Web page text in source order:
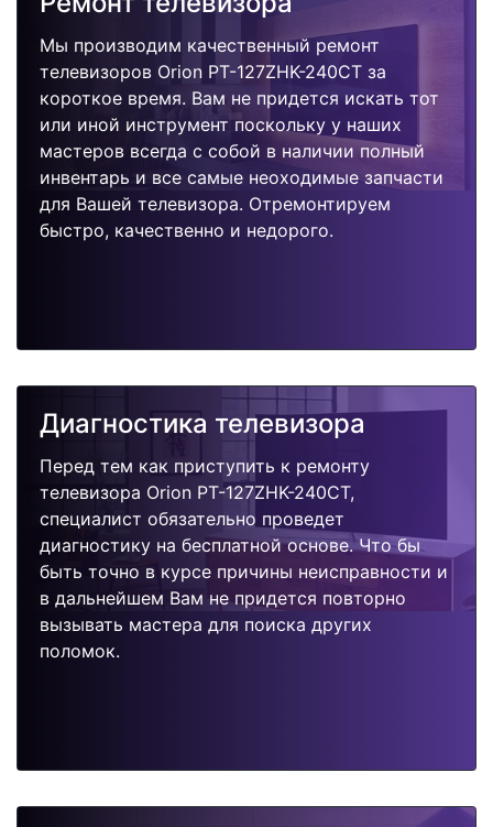
Мы производим качественный ремонт
телевизоров Orion PT-127ZHK-240CT за
короткое время. Вам не придется искать тот
или иной инструмент поскольку у наших
мастеров всегда с собой в наличии полный
инвентарь и все самые неоходимые запчасти
для Вашей телевизора. Отремонтируем
быстро, качественно и недорого.
Диагностика телевизора
Перед тем как приступить к ремонту
телевизора Orion PT-127ZHK-240CT,
специалист обязательно проведет
диагностику на бесплатной основе. Что бы
быть точно в курсе причины неисправности и
в дальнейшем Вам не придется повторно
вызывать мастера для поиска других
поломок.